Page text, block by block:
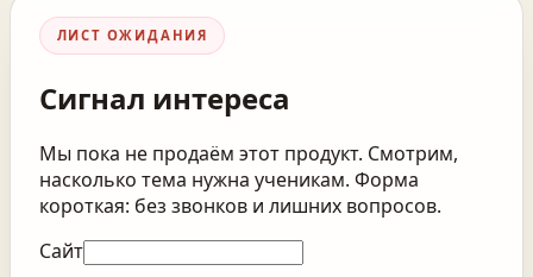
ЛИСТ ОЖИДАНИЯ
Сигнал интереса
Мы пока не продаём этот продукт. Смотрим,
насколько тема нужна ученикам. Форма
короткая: без звонков и лишних вопросов.
Сайт